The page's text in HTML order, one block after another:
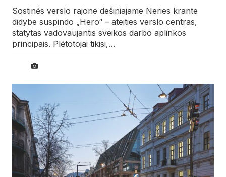
Sostinės verslo rajone dešiniajame Neries krante
didybe suspindo „Hero“ – ateities verslo centras,
statytas vadovaujantis sveikos darbo aplinkos
principais. Plėtotojai tikisi,…